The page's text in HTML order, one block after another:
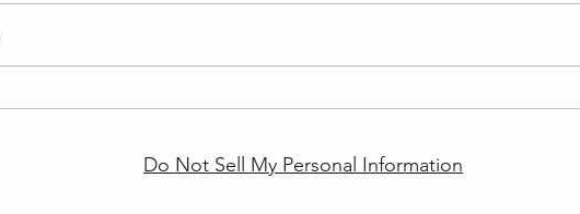
dentro dela
Do Not Sell My Personal Information